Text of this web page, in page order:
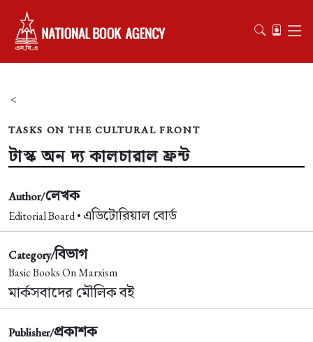
<
TASKS ON THE CULTURAL FRONT
টাস্ক অন দ্য কালচারাল ফ্রন্ট
Author/লেখক
Editorial Board •এডিটোরিয়াল বোর্ড
Category/বিভাগ
Basic Books On Marxism
মার্কসবাদের মৌলিক বই
Publisher/প্রকাশক